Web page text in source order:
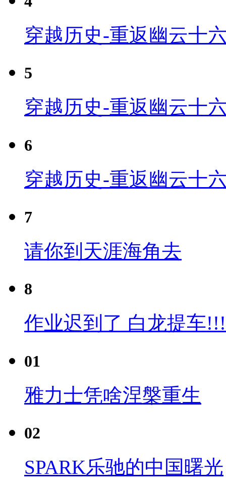
穿越历史-重返幽云十
5
穿越历史-重返幽云十
6
穿越历史-重返幽云十
7
请你到天涯海角去
8
作业迟到了 白龙提车
01
雅力士凭啥涅槃重生
02
SPARK乐驰的中国曙光